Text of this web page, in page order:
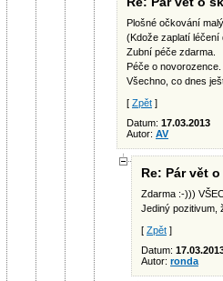
Plošné očkování
(Kdože zaplatí
Zubní péče zdarma.
Péče o novorozence.
Všechno, co dnes
[ Zpět ]
Datum: 17.03.2013
Autor: AV
Re: Pár vět
Zdarma :-)))
Jediný pozitivum,
[ Zpět ]
Datum:
Autor: ronda